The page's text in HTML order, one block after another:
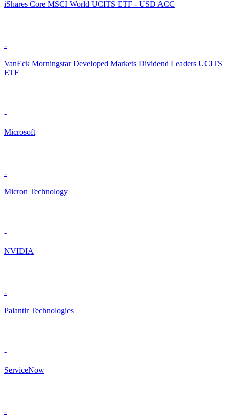
iShares Core MSCI World UCITS ETF - USD ACC
-
VanEck Morningstar Developed Markets Dividend Leaders UCITS
ETF
-
Microsoft
-
Micron Technology
-
NVIDIA
-
Palantir Technologies
-
ServiceNow
-